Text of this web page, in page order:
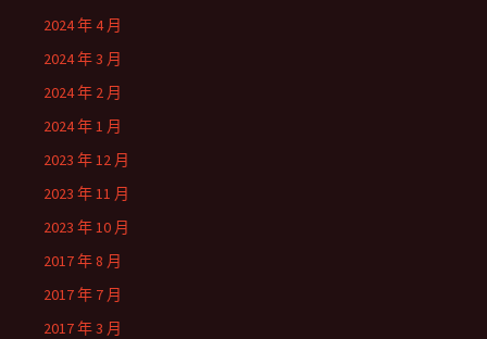
2024 年 4 月
2024 年 3 月
2024 年 2 月
2024 年 1 月
2023 年 12 月
2023 年 11 月
2023 年 10 月
2017 年 8 月
2017 年 7 月
2017 年 3 月